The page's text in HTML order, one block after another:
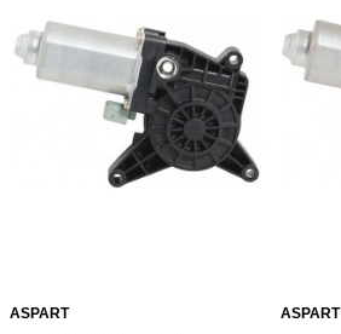
ASPART ASPART